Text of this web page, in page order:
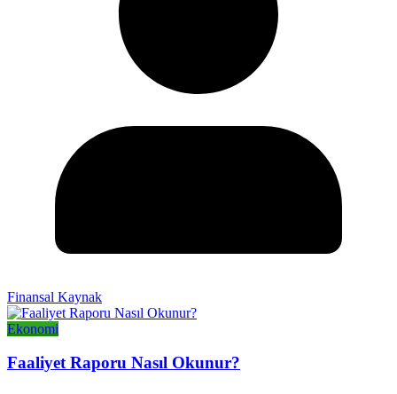
Finansal Kaynak
Ekonomi
Faaliyet Raporu Nasıl Okunur?